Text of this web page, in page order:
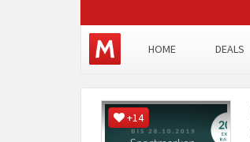
HOME DEALS
+14